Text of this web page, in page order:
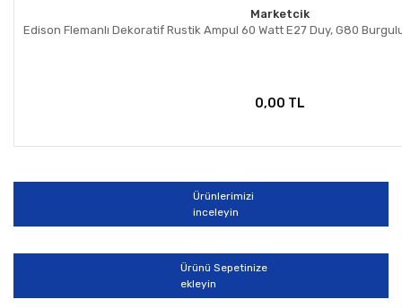
Marketcik
Edison Flemanlı Dekoratif Rustik Ampul 60 Watt E27 Duy, G80
0,00 TL
Ürünlerimizi
inceleyin
Ürünü Sepetinize
ekleyin